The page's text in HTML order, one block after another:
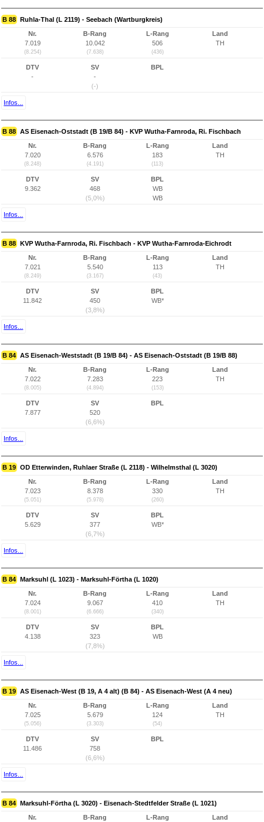
B 88 Ruhla-Thal (L 2119) - Seebach (Wartburgkreis)
Nr.
7.019
(8.254)
B-Rang
10.042
(7.638)
L-Rang
506
(436)
Land
TH
DTV
-
SV
-
(-)
BPL
Infos...
B 88 AS Eisenach-Oststadt (B 19/B 84) - KVP Wutha-Farnroda, Ri. Fischbach
Nr.
7.020
(8.248)
B-Rang
6.576
(4.191)
L-Rang
183
(113)
Land
TH
DTV
9.362
SV
468
(5,0%)
BPL
WB
WB
Infos...
B 88 KVP Wutha-Farnroda, Ri. Fischbach - KVP Wutha-Farnroda-Eichrodt
Nr.
7.021
(8.249)
B-Rang
5.540
(3.167)
L-Rang
113
(43)
Land
TH
DTV
11.842
SV
450
(3,8%)
BPL
WB*
Infos...
B 84 AS Eisenach-Weststadt (B 19/B 84) - AS Eisenach-Oststadt (B 19/B 88)
Nr.
7.022
(8.005)
B-Rang
7.283
(4.894)
L-Rang
223
(153)
Land
TH
DTV
7.877
SV
520
(6,6%)
BPL
Infos...
B 19 OD Etterwinden, Ruhlaer Straße (L 2118) - Wilhelmsthal (L 3020)
Nr.
7.023
(5.051)
B-Rang
8.378
(5.978)
L-Rang
330
(260)
Land
TH
DTV
5.629
SV
377
(6,7%)
BPL
WB*
Infos...
B 84 Marksuhl (L 1023) - Marksuhl-Förtha (L 1020)
Nr.
7.024
(8.001)
B-Rang
9.067
(6.666)
L-Rang
410
(340)
Land
TH
DTV
4.138
SV
323
(7,8%)
BPL
WB
Infos...
B 19 AS Eisenach-West (B 19, A 4 alt) (B 84) - AS Eisenach-West (A 4 neu)
Nr.
7.025
(5.056)
B-Rang
5.679
(3.303)
L-Rang
124
(54)
Land
TH
DTV
11.486
SV
758
(6,6%)
BPL
Infos...
B 84 Marksuhl-Förtha (L 3020) - Eisenach-Stedtfelder Straße (L 1021)
Nr.
B-Rang
L-Rang
Land